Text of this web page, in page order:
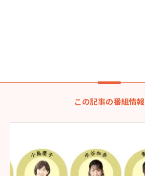
この記事の番組情報